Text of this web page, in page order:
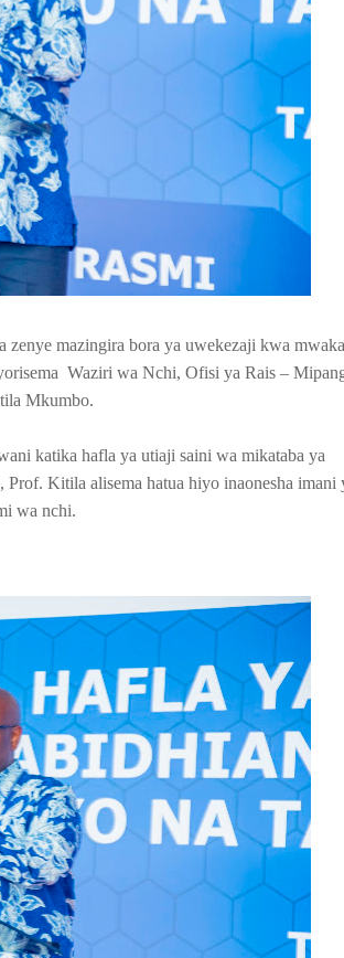
zenye mazingira bora ya uwekezaji kwa mwaka
Waziri wa Nchi, Ofisi ya Rais –
Mkumbo.
katika hafla ya utiaji saini wa mikataba ya
Kitila alisema hatua hiyo inaonesha imani
wa nchi.